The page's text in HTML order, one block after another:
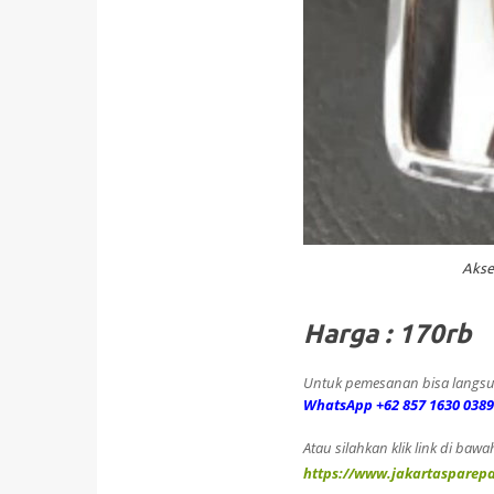
Harga : 170rb
Untuk pemesanan bisa
WhatsApp +62 857 1630 0389
Atau silahkan klik link di
https://